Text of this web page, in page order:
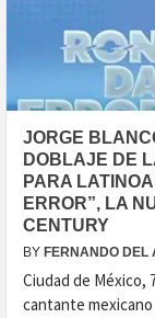
JORGE
DOBLAJE DE
PARA
ERROR”, LA
CENTURY
BY FERNANDO DEL
Ciudad de México,
cantante